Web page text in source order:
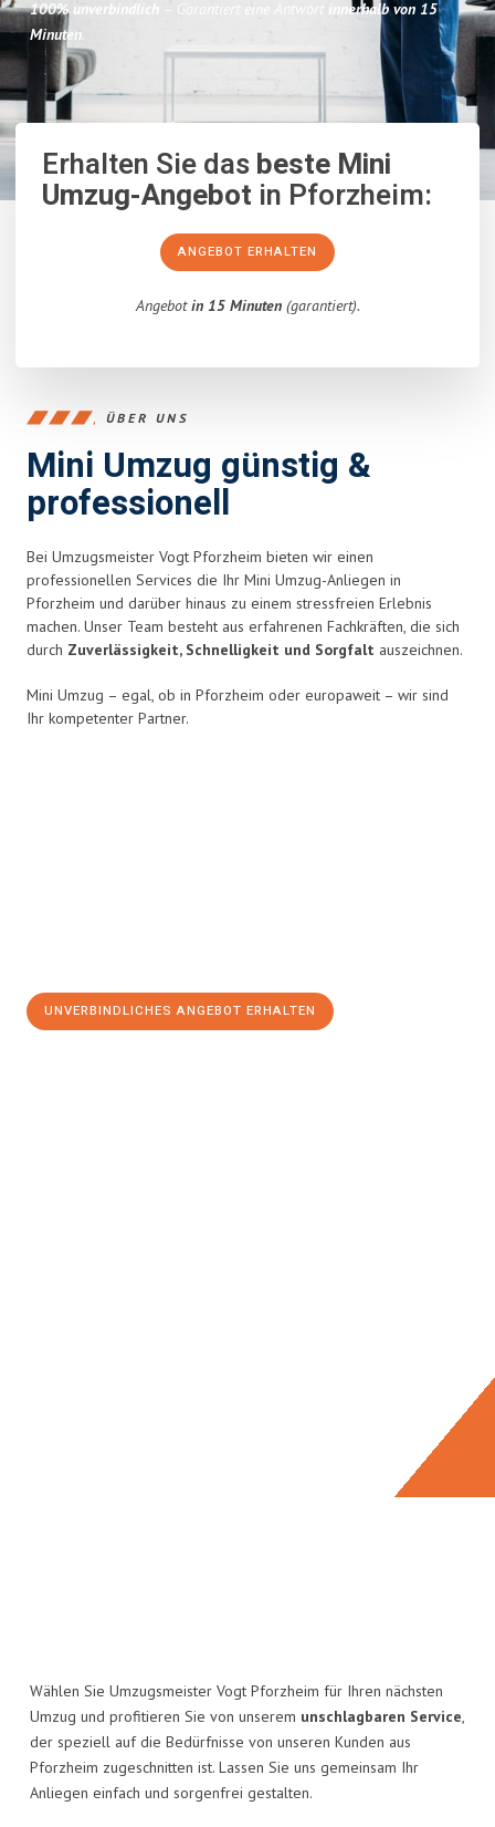
100% unverbindlich – Garantiert eine Antwort innerhalb von 15
Minuten.
Erhalten Sie dasbeste Mini
Umzug-Angebot in Pforzheim:
ANGEBOT ERHALTEN
Angebotin 15 Minuten(garantiert).
ÜBER UNS
Mini Umzug günstig &
professionell
Bei Umzugsmeister Vogt Pforzheim bieten wir einen
professionellen Services die Ihr Mini Umzug-Anliegen in
Pforzheim und darüber hinaus zu einem stressfreien Erlebnis
machen. Unser Team besteht aus erfahrenen Fachkräften, die sich
durch Zuverlässigkeit, Schnelligkeit und Sorgfalt auszeichnen.
Mini Umzug – egal, ob in Pforzheim oder europaweit – wir sind
Ihr kompetenter Partner.
UNVERBINDLICHES ANGEBOT ERHALTEN
Wählen Sie Umzugsmeister Vogt Pforzheim für Ihren nächsten
Umzug und profitieren Sie von unserem unschlagbaren Service,
der speziell auf die Bedürfnisse von unseren Kunden aus
Pforzheim zugeschnitten ist. Lassen Sie uns gemeinsam Ihr
Anliegen einfach und sorgenfrei gestalten.